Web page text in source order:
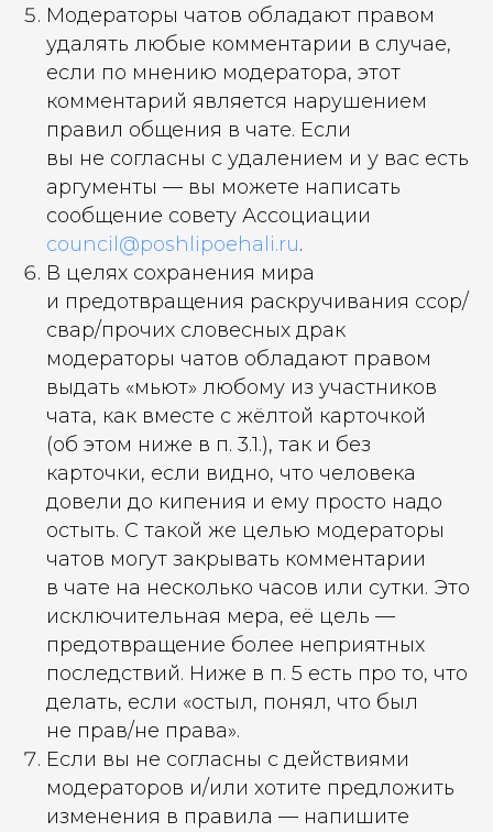
Модераторы чатов обладают правом
удалять любые комментарии в случае,
если по мнению модератора, этот
комментарий является нарушением
правил общения в чате. Если
вы не согласны с удалением и у вас есть
аргументы — вы можете написать
сообщение совету Ассоциации
council@poshlipoehali.ru.
В целях сохранения мира
и предотвращения раскручивания ссор/
свар/прочих словесных драк
модераторы чатов обладают правом
выдать «мьют» любому из участников
чата, как вместе с жёлтой карточкой
(об этом ниже в п. 3.1.), так и без
карточки, если видно, что человека
довели до кипения и ему просто надо
остыть. С такой же целью модераторы
чатов могут закрывать комментарии
в чате на несколько часов или сутки. Это
исключительная мера, её цель —
предотвращение более неприятных
последствий. Ниже в п. 5 есть про то, что
делать, если «остыл, понял, что был
не прав/не права».
Если вы не согласны с действиями
модераторов и/или хотите предложить
изменения в правила — напишите